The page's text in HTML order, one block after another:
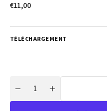
Prix
€11,00
TÉLÉCHARGEMENT
Réduire
Quantité
Augmenter